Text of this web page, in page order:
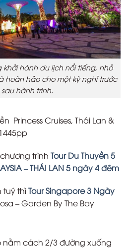
hành du lịch nổi tiếng, nhỏ
hoàn hảo cho một kỳ nghỉ trước
hành trình.
Princess Cruises, Thái Lan &
trình Tour Du Thuyền 5
– THÁI LAN 5 ngày 4 đêm
tuý thìTour Singapore 3 Ngày
– Garden By The Bay
nằm cách 2/3 đường xuống